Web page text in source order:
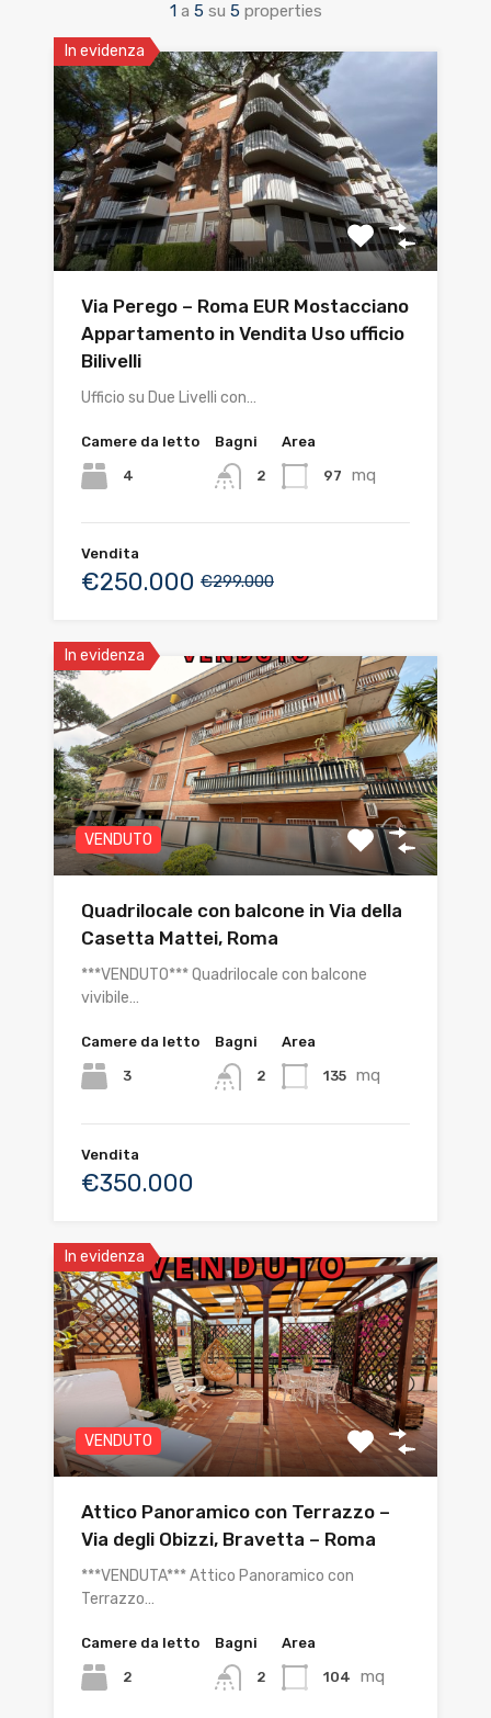
1 a 5 su 5 properties
In evidenza
Via Perego – Roma EUR Mostacciano
Appartamento in Vendita Uso ufficio
Bilivelli
Ufficio su Due Livelli con…
Camere da letto
4
Bagni
2
Area
97 mq
Vendita
€250.000 €299.000
In evidenza
VENDUTO
Quadrilocale con balcone in Via della
Casetta Mattei, Roma
***VENDUTO*** Quadrilocale con balcone
vivibile…
Camere da letto
3
Bagni
2
Area
135 mq
Vendita
€350.000
In evidenza
VENDUTO
Attico Panoramico con Terrazzo –
Via degli Obizzi, Bravetta – Roma
***VENDUTA*** Attico Panoramico con
Terrazzo…
Camere da letto
2
Bagni
2
Area
104 mq